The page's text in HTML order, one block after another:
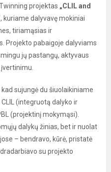
projektas „CLIL and
, kuriame dalyvavę mokiniai
tiriamąsias ir
Projekto pabaigoje dalyviams
jų pastangų, aktyvaus
sujungė du šiuolaikiniame
(integruotą dalyko ir
(projektinį mokymąsi).
dalykų žinias, bet ir nuolat
– bendravo, kūrė, pristatė
su projekto